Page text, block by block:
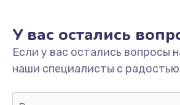
Модернизация
2100 руб.
У вас остались
Если у вас остались вопросы
наши специалисты с